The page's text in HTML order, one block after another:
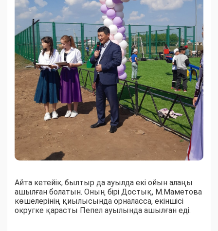
Айта кетейік, былтыр да ауылда екі ойын алаңы
ашылған болатын. Оның бірі Достық, М.Маметова
көшелерінің қиылысында орналасса, екіншісі
округке қарасты Пепел ауылында ашылған еді.